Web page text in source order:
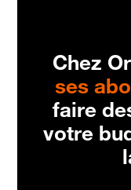
Chez
ses
faire
votre